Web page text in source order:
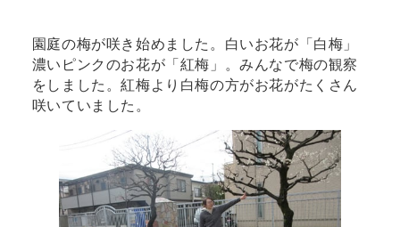
園庭の梅が咲き始めました。白いお花が「白梅」
濃いピンクのお花が「紅梅」。みんなで梅の観察
をしました。紅梅より白梅の方がお花がたくさん
咲いていました。